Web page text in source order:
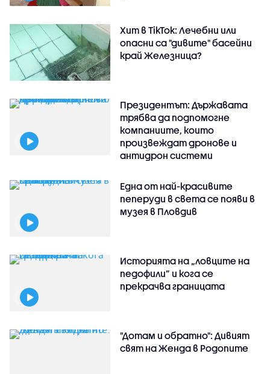
Хит в TikTok: Лечебни или
опасни са "дивите" басейни
край Железница?
Президентът: Държавата
трябва да подпомогне
компаниите, които
произвеждат дронове и
антидрон системи
Една от най-красивите
пеперуди в света се появи в
музея в Пловдив
Историята на „ловците на
педофили” и кога се
прекрачва границата
"Дотам и обратно": Дивият
свят на Женда в Родопите